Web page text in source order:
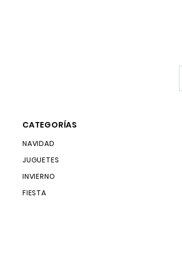
CATEGORÍAS
NAVIDAD
JUGUETES
INVIERNO
FIESTA